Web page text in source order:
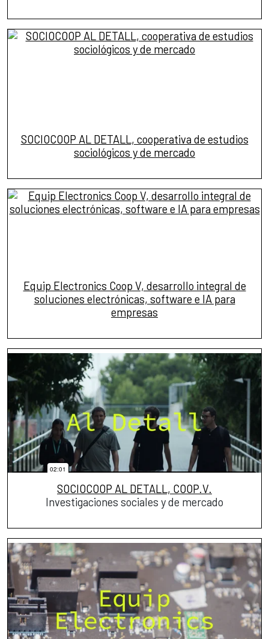
SOCIOCOOP AL DETALL, cooperativa de estudios
sociológicos y de mercado
Equip Electronics Coop V, desarrollo integral de
soluciones electrónicas, software e IA para
empresas
SOCIOCOOP AL DETALL, COOP.V.
Investigaciones sociales y de mercado